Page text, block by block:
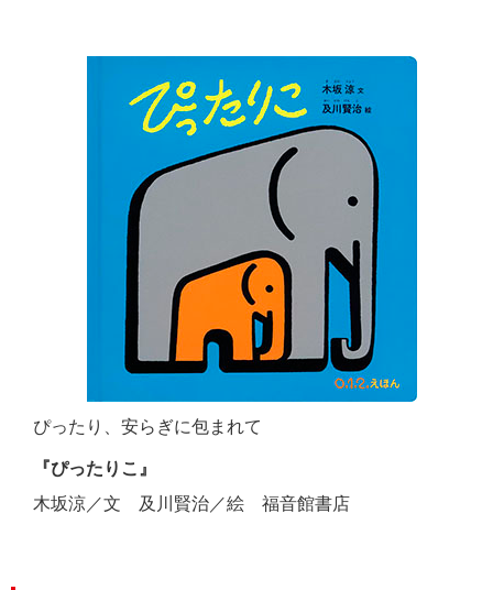
ぴったり、安らぎに包まれて
『ぴったりこ』
木坂涼／文 及川賢治／絵 福音館書店